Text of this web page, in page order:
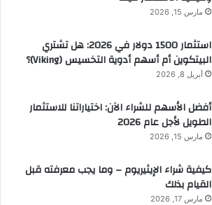
مارس 15, 2026
استثمار 1500 دولار في 2026: هل تشتري
البيتكوين أم أسهم أدوية التخسيس (Viking)؟
أبريل 8, 2026
أفضل الأسهم للشراء الآن: اختياراتنا للاستثمار
الطويل لأجل عام 2026
مارس 15, 2026
كيفية شراء الإيثيريوم – وما يجب معرفته قبل
القيام بذلك
مارس 17, 2026